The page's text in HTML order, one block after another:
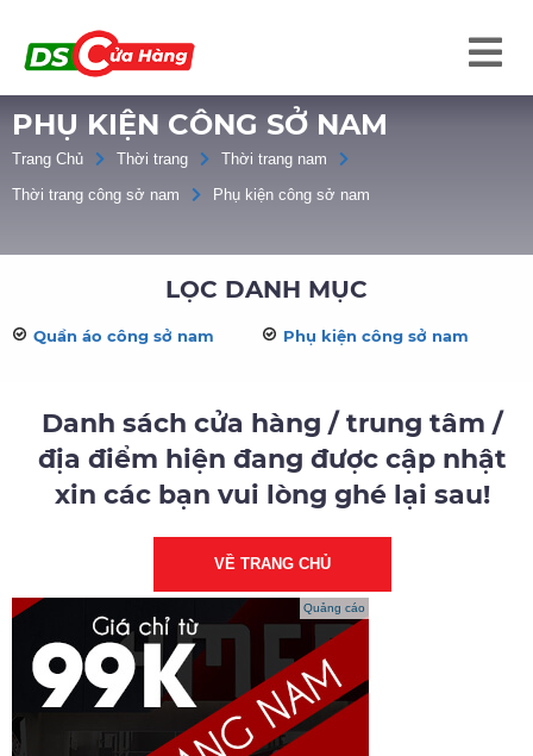
PHỤ KIỆN CÔNG SỞ NAM
Trang Chủ Thời trang
Thời trang nam
Thời trang công sở nam
Phụ kiện công sở nam
LỌC DANH MỤC
Quần áo công sở nam Phụ kiện công sở nam
Danh sách cửa hàng / trung tâm /
địa điểm hiện đang được cập nhật
xin các bạn vui lòng ghé lại sau!
VỀ TRANG CHỦ
Quảng cáo